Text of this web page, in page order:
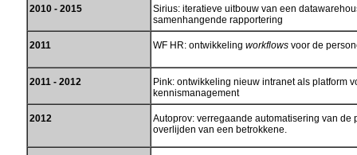
2010 - 2015
Sirius: iteratieve uitbouw van een
samenhangende rapportering
2011 WF HR: ontwikkelingworkflows voor de
2011 - 2012
Pink: ontwikkeling nieuw intranet als platform
kennismanagement
2012
Autoprov: verregaande automatisering van de
overlijden van een betrokkene.